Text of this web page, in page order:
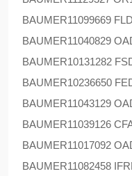
BAUMER11099669
BAUMER11040829
BAUMER10131282
BAUMER10236650
BAUMER11043129
BAUMER11039126
BAUMER11017092
BAUMER11082458